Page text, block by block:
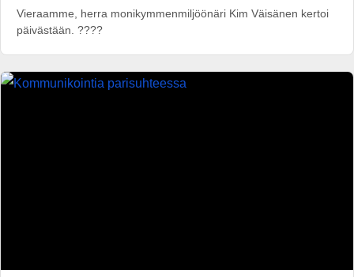
Vieraamme, herra monikymmenmiljöönäri Kim Väisänen kertoi
päivästään. ????